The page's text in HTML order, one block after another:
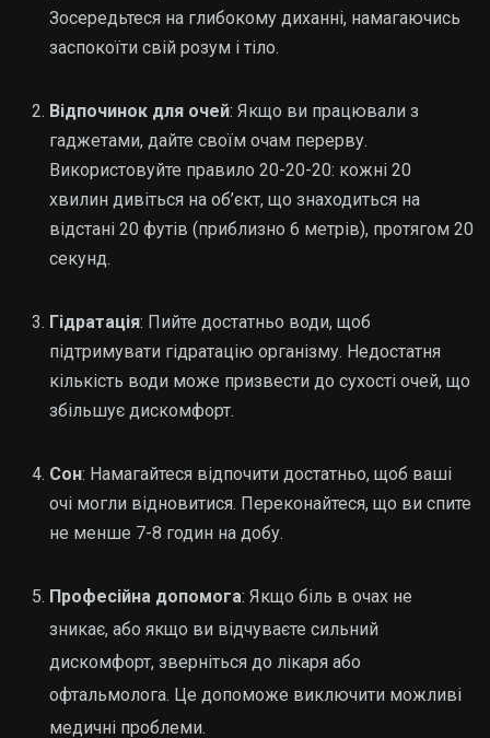
Зосередьтеся на глибокому диханні, намагаючись
заспокоїти свій розум і тіло.
Відпочинок для очей: Якщо ви працювали з
гаджетами, дайте своїм очам перерву.
Використовуйте правило 20-20-20: кожні 20
хвилин дивіться на об’єкт, що знаходиться на
відстані 20 футів (приблизно 6 метрів), протягом 20
секунд.
Гідратація: Пийте достатньо води, щоб
підтримувати гідратацію організму. Недостатня
кількість води може призвести до сухості очей, що
збільшує дискомфорт.
Сон: Намагайтеся відпочити достатньо, щоб ваші
очі могли відновитися. Переконайтеся, що ви спите
не менше 7-8 годин на добу.
Професійна допомога: Якщо біль в очах не
зникає, або якщо ви відчуваєте сильний
дискомфорт, зверніться до лікаря або
офтальмолога. Це допоможе виключити можливі
медичні проблеми.